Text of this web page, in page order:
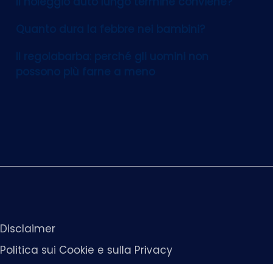
Quanto dura la febbre nei bambini?
Il regolabarba: perché gli uomini non
possono più farne a meno
Disclaimer
Politica sui Cookie e sulla Privacy